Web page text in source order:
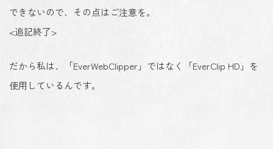
できないので、その点はご注意を。
<追記終了>
だから私は、「EverWebClipper」ではなく「EverClip HD」を
使用しているんです。